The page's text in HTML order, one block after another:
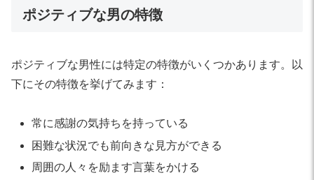
ポジティブな男の特徴
ポジティブな男性には特定の特徴がいくつかあります。以
下にその特徴を挙げてみます：
常に感謝の気持ちを持っている
困難な状況でも前向きな見方ができる
周囲の人々を励ます言葉をかける